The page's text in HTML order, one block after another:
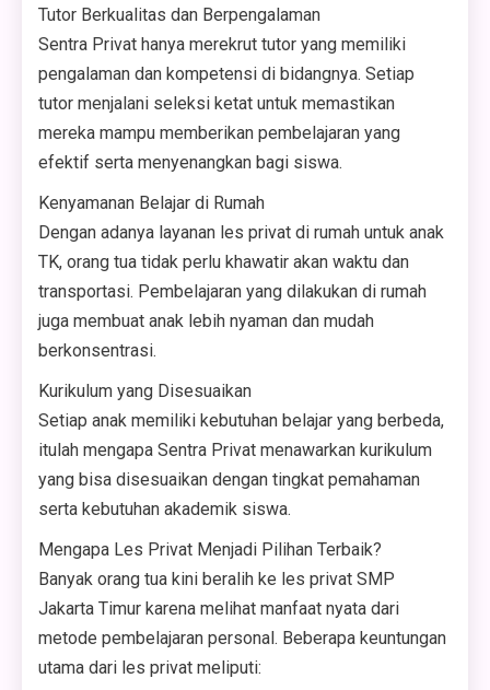
Tutor Berkualitas dan Berpengalaman
Sentra Privat hanya merekrut tutor yang memiliki
pengalaman dan kompetensi di bidangnya. Setiap
tutor menjalani seleksi ketat untuk memastikan
mereka mampu memberikan pembelajaran yang
efektif serta menyenangkan bagi siswa.
Kenyamanan Belajar di Rumah
Dengan adanya layanan les privat di rumah untuk anak
TK, orang tua tidak perlu khawatir akan waktu dan
transportasi. Pembelajaran yang dilakukan di rumah
juga membuat anak lebih nyaman dan mudah
berkonsentrasi.
Kurikulum yang Disesuaikan
Setiap anak memiliki kebutuhan belajar yang berbeda,
itulah mengapa Sentra Privat menawarkan kurikulum
yang bisa disesuaikan dengan tingkat pemahaman
serta kebutuhan akademik siswa.
Mengapa Les Privat Menjadi Pilihan Terbaik?
Banyak orang tua kini beralih ke les privat SMP
Jakarta Timur karena melihat manfaat nyata dari
metode pembelajaran personal. Beberapa keuntungan
utama dari les privat meliputi: